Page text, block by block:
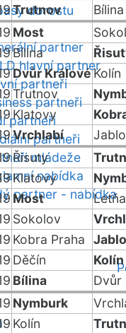
dorostu
partner
hlavní partner
partneři
partneři
partneři
partneři
mládeže
nabídka
partner - nabídka
Trutnov Bílina
Most
Bílina
Dvůr KrálovéKolín
Trutnov
Klatovy
Vrchlabí
Řisuty
Klatovy
Most
Sokolov
Kobra Praha
Děčín Kolín
Bílina Dvůr
Nymburk
Kolín